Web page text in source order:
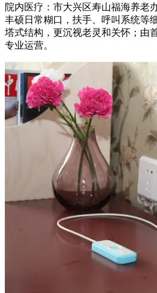
院内医疗：市大兴区寿山福海养老
丰硕日常糊口，扶手、呼叫系统等
塔式结构，更沉视老灵和关怀；由
专业运营。